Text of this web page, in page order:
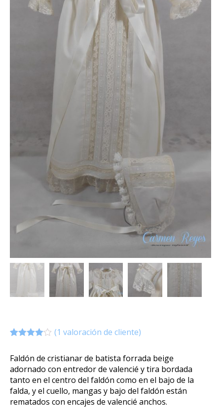
sobre 5
basado
en
puntuació
n de
cliente
(1 valoración de cliente)
Faldón de cristianar de batista forrada beige
adornado con entredor de valencié y tira bordada
tanto en el centro del faldón como en el bajo de la
falda, y el cuello, mangas y bajo del faldón están
rematados con encajes de valencié anchos.